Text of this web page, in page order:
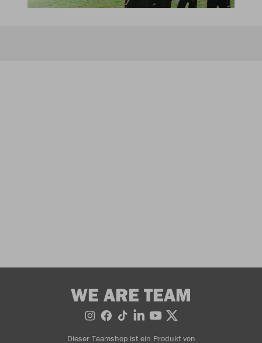
WE ARE TEAM
Dieser Teamshop ist ein Produkt von